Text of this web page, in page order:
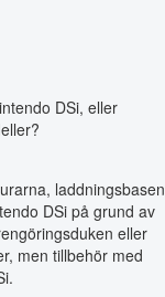
DSi, eller
laddningsbasen
DSi på grund av
eller
men tillbehör med